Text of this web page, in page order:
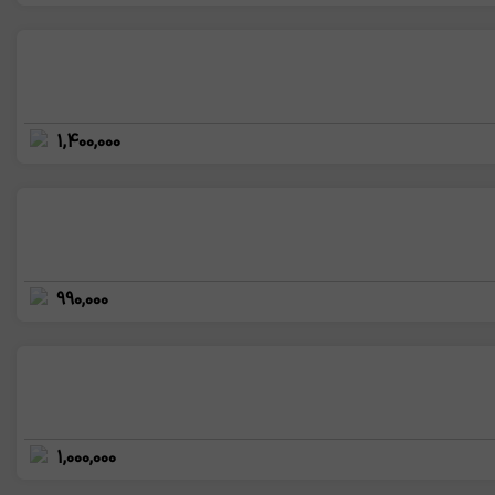
1,400,000
990,000
1,000,000